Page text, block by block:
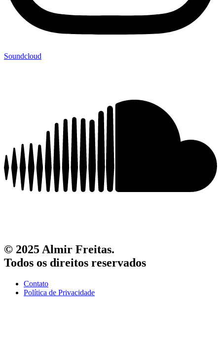
Soundcloud
© 2025 Almir Freitas.
Todos os direitos reservados
Contato
Política de Privacidade